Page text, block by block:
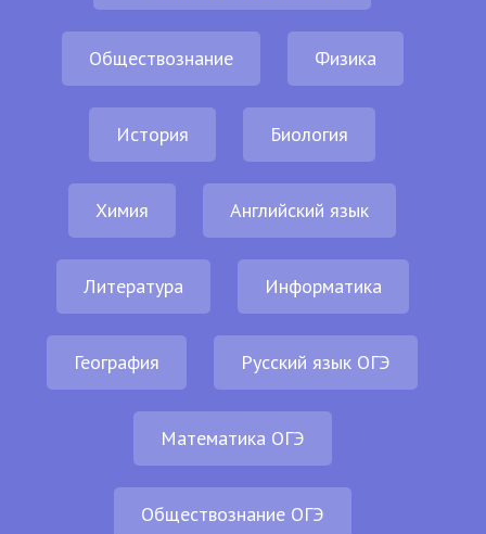
Обществознание Физика
История Биология
Химия Английский язык
Литература Информатика
География Русский язык ОГЭ
Математика ОГЭ
Обществознание ОГЭ